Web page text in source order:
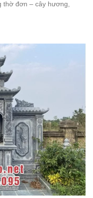
thờ đơn – cây hương,